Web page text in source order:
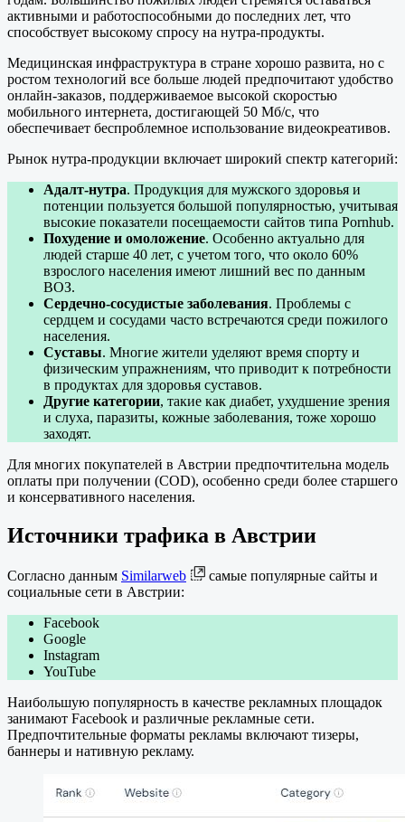
активными и работоспособными до последних лет, что
способствует высокому спросу на нутра-продукты.
Медицинская инфраструктура в стране хорошо развита, но с
ростом технологий все больше людей предпочитают удобство
онлайн-заказов, поддерживаемое высокой скоростью
мобильного интернета, достигающей 50 Мб/с, что
обеспечивает беспроблемное использование видеокреативов.
Рынок нутра-продукции включает широкий спектр категорий:
Адалт-нутра. Продукция для мужского здоровья и
потенции пользуется большой популярностью, учитывая
высокие показатели посещаемости сайтов типа Pornhub.
Похудение и омоложение. Особенно актуально для
людей старше 40 лет, с учетом того, что около 60%
взрослого населения имеют лишний вес по данным
ВОЗ.
Сердечно-сосудистые заболевания. Проблемы с
сердцем и сосудами часто встречаются среди пожилого
населения.
Суставы. Многие жители уделяют время спорту и
физическим упражнениям, что приводит к потребности
в продуктах для здоровья суставов.
Другие категории, такие как диабет, ухудшение зрения
и слуха, паразиты, кожные заболевания, тоже хорошо
заходят.
Для многих покупателей в Австрии предпочтительна модель
оплаты при получении (COD), особенно среди более старшего
и консервативного населения.
Источники трафика в Австрии
Согласно данным Similarweb
самые популярные сайты и
социальные сети в Австрии:
Facebook
Google
Instagram
YouTube
Наибольшую популярность в качестве рекламных площадок
занимают Facebook и различные рекламные сети.
Предпочтительные форматы рекламы включают тизеры,
баннеры и нативную рекламу.